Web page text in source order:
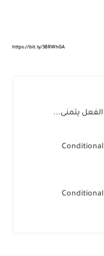
https://bit.ly/38RWh0A
شرح ميقا قول 1.2 Mega Goal - قاعدة Conditional
شرح ميقا قول 1.2 Mega Goal - قاعدة Conditional